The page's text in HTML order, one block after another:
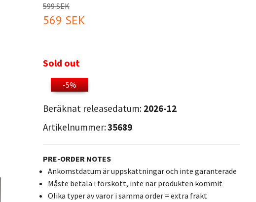
599 SEK
569 SEK
Sold out
-5%
Beräknat releasedatum: 2026-12
Artikelnummer:35689
PRE-ORDER NOTES
Ankomstdatum är uppskattningar och inte garanterade
Måste betala i förskott, inte när produkten kommit
Olika typer av varor i samma order = extra frakt